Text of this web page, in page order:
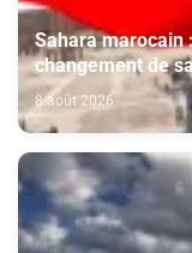
Sahara marocain
changement de
souveraineté du
8 août 2026